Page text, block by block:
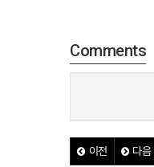
Comments
이전 다음